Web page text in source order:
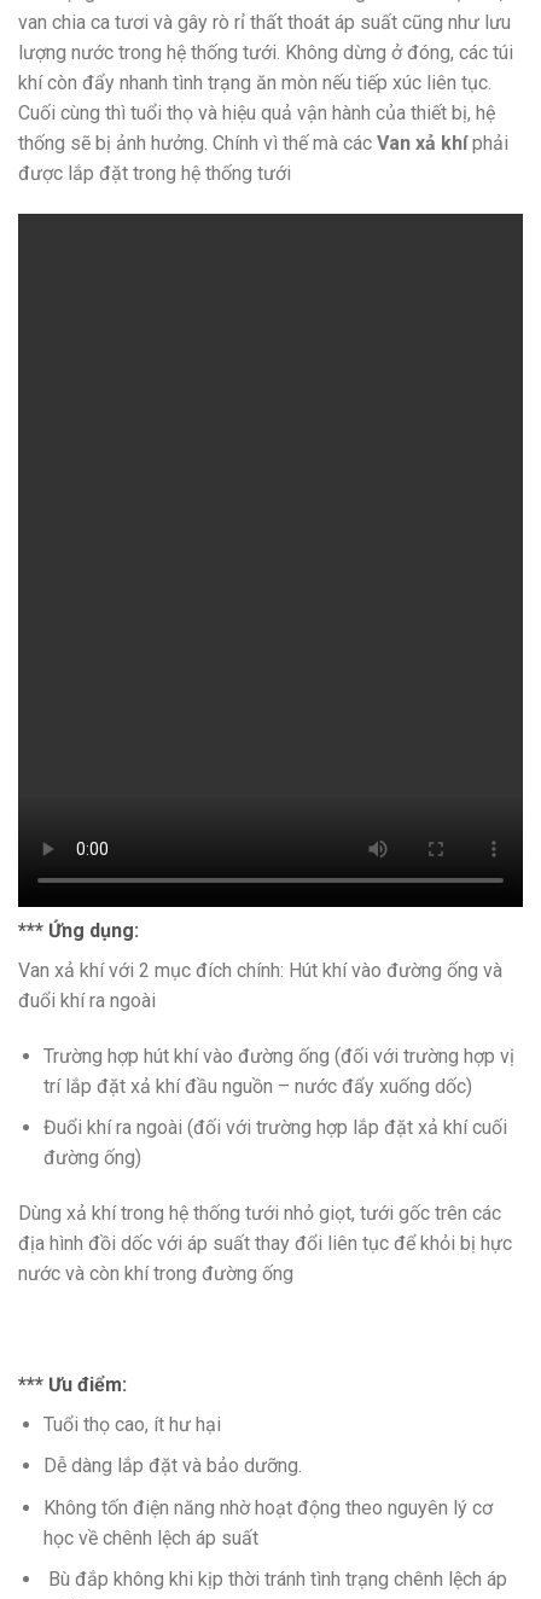
van chia ca tươi và gây rò rỉ thất thoát áp suất cũng như lưu
lượng nước trong hệ thống tưới. Không dừng ở đóng, các túi
khí còn đẩy nhanh tình trạng ăn mòn nếu tiếp xúc liên tục.
Cuối cùng thì tuổi thọ và hiệu quả vận hành của thiết bị, hệ
thống sẽ bị ảnh hưởng. Chính vì thế mà các Van xả khíphải
được lắp đặt trong hệ thống tưới
*** Ứng dụng:
Van xả khí với 2 mục đích chính: Hút khí vào đường ống và
đuổi khí ra ngoài
Trường hợp hút khí vào đường ống (đối với trường hợp vị
trí lắp đặt xả khí đầu nguồn – nước đẩy xuống dốc)
Đuổi khí ra ngoài (đối với trường hợp lắp đặt xả khí cuối
đường ống)
Dùng xả khí trong hệ thống tưới nhỏ giọt, tưới gốc trên các
địa hình đồi dốc với áp suất thay đổi liên tục để khỏi bị hực
nước và còn khí trong đường ống
*** Ưu điểm:
Tuổi thọ cao, ít hư hại
Dễ dàng lắp đặt và bảo dưỡng.
Không tốn điện năng nhờ hoạt động theo nguyên lý cơ
học về chênh lệch áp suất
Bù đắp không khi kịp thời tránh tình trạng chênh lệch áp